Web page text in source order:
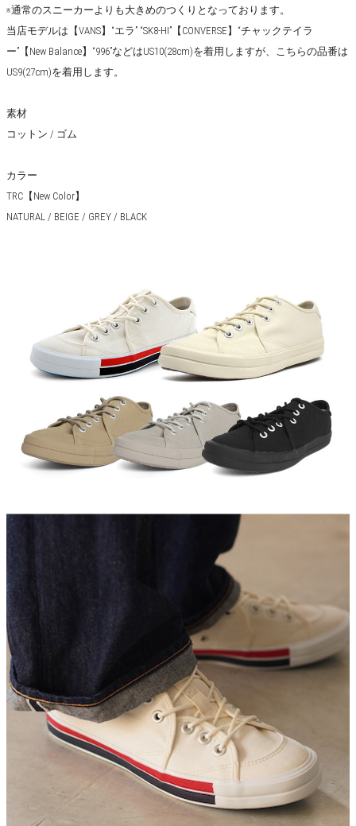
※通常のスニーカーよりも大きめのつくりとなっております。
当店モデルは【VANS】“エラ” “SK8-HI”【CONVERSE】“チャックテイラ
ー”【New Balance】“996”などはUS10(28cm)を着用しますが、こちらの品番は
US9(27cm)を着用します。
素材
コットン / ゴム
カラー
TRC【New Color】
NATURAL / BEIGE / GREY / BLACK